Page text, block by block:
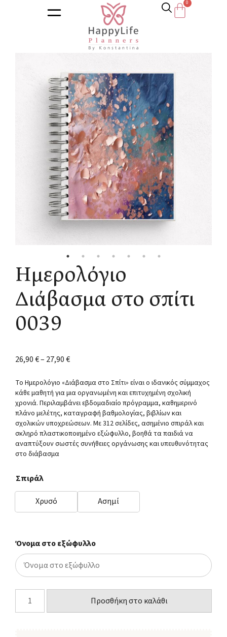
Κατάστημα/Ημερολόγια
Ημερολόγιο
Διάβασμα στο σπίτι
0039
26,90€– 27,90€
Το Ημερολόγιο «Διάβασμα στο Σπίτι» είναι ο ιδανικός σύμμαχος
κάθε μαθητή για μια οργανωμένη και επιτυχημένη σχολική
χρονιά. Περιλαμβάνει εβδομαδιαίο πρόγραμμα, καθημερινό
πλάνο μελέτης, καταγραφή βαθμολογίας, βιβλίων και
σχολικών υποχρεώσεων. Με 312 σελίδες, ασημένιο σπιράλ και
σκληρό πλαστικοποιημένο εξώφυλλο, βοηθά τα παιδιά να
αναπτύξουν σωστές συνήθειες οργάνωσης και υπευθυνότητας
στο διάβασμα
Σπιράλ
Χρυσό Ασημί
Όνομα στο εξώφυλλο
Προσθήκη στο καλάθι